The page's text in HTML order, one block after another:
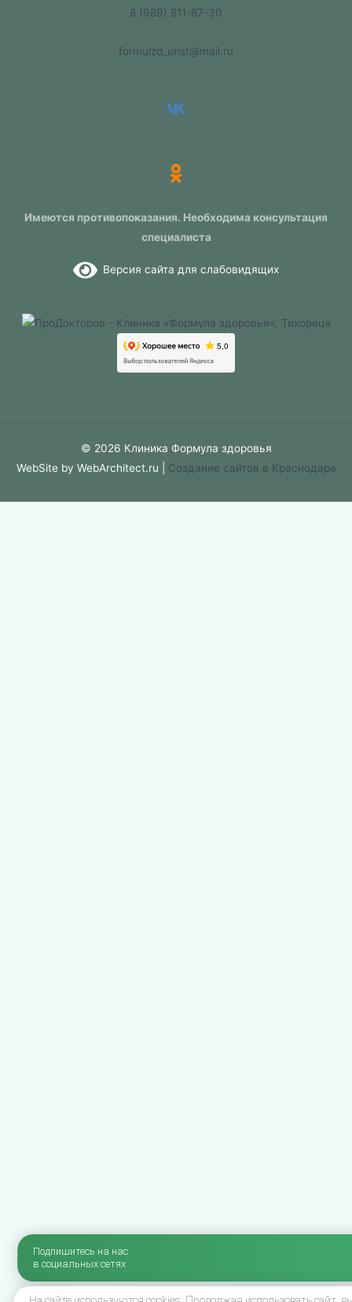
8 (989) 811-87-30
formulzd_urist@mail.ru
Имеются противопоказания. Необходима консультация
специалиста
Версия сайта для слабовидящих
© 2026 Клиника Формула здоровья
WebSite by WebArchitect.ru | Cоздание сайтов в Краснодаре
Подпишитесь на нас
в социальных сетях